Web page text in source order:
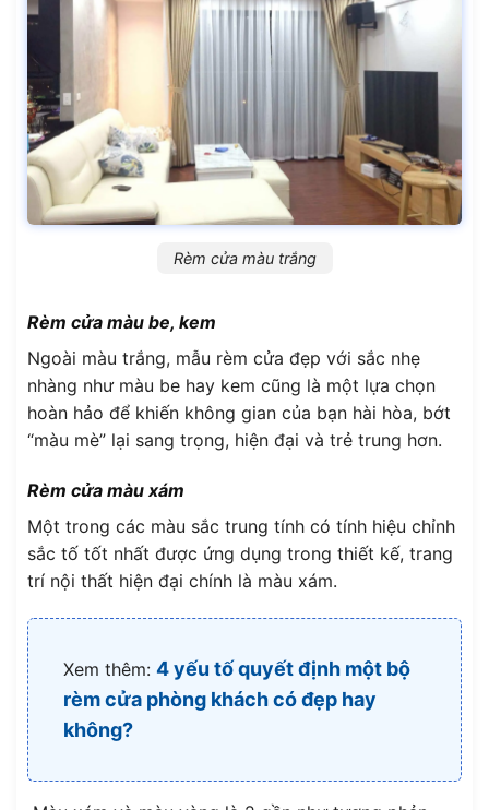
Rèm cửa màu trắng
Rèm cửa màu be, kem
Ngoài màu trắng, mẫu rèm cửa đẹp với sắc nhẹ
nhàng như màu be hay kem cũng là một lựa chọn
hoàn hảo để khiến không gian của bạn hài hòa, bớt
“màu mè” lại sang trọng, hiện đại và trẻ trung hơn.
Rèm cửa màu xám
Một trong các màu sắc trung tính có tính hiệu chỉnh
sắc tố tốt nhất được ứng dụng trong thiết kế, trang
trí nội thất hiện đại chính là màu xám.
Xem thêm: 4 yếu tố quyết định một bộ
rèm cửa phòng khách có đẹp hay
không?